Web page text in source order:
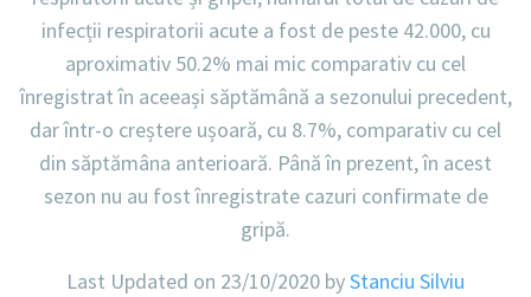
infecții respiratorii acute a fost de peste 42.000, cu
aproximativ 50.2% mai mic comparativ cu cel
înregistrat în aceeași săptămână a sezonului precedent,
dar într-o creștere ușoară, cu 8.7%, comparativ cu cel
din săptămâna anterioară. Până în prezent, în acest
sezon nu au fost înregistrate cazuri confirmate de
gripă.
Last Updated on 23/10/2020 byStanciu Silviu